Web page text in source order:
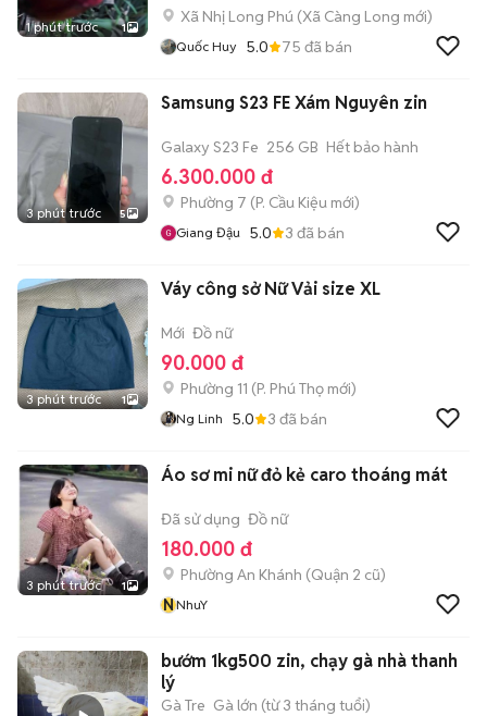
1 phút trước 1
Xã Nhị Long Phú (Xã Càng Long mới)
Quốc Huy 5.0 75 đã bán
3 phút trước 5
Samsung S23 FE Xám Nguyên zin
Galaxy S23 Fe 256 GB Hết bảo hành
6.300.000 đ
Phường 7 (P. Cầu Kiệu mới)
Giang Đậu 5.0 3 đã bán
3 phút trước 1
Váy công sở Nữ Vải size XL
Mới Đồ nữ
90.000 đ
Phường 11 (P. Phú Thọ mới)
Ng Linh 5.0 3 đã bán
3 phút trước 1
Áo sơ mi nữ đỏ kẻ caro thoáng mát
Đã sử dụng Đồ nữ
180.000 đ
Phường An Khánh (Quận 2 cũ)
NNhuY
bướm 1kg500 zin, chạy gà nhà thanh
lý
Gà Tre Gà lớn (từ 3 tháng tuổi)